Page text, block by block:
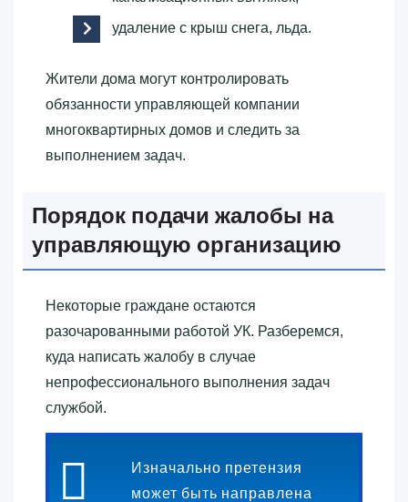
удаление с крыш снега, льда.
Жители дома могут контролировать
обязанности управляющей компании
многоквартирных домов и следить за
выполнением задач.
Порядок подачи жалобы на
управляющую организацию
Некоторые граждане остаются
разочарованными работой УК. Разберемся,
куда написать жалобу в случае
непрофессионального выполнения задач
службой.
Изначально претензия
может быть направлена